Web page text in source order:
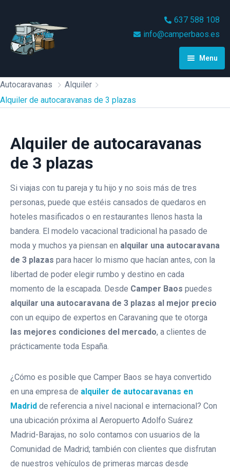
637 588 108
info@camperbaos.es
Menu
Inicio
Alquiler
De 2 Plazas Luxury
De 2/4 Plazas Mclouis
MenfysVan 3
De 4 Plazas Compacta
AUTOMATICA Alquiler
Autocaravana De 4/5 Plazas
Con Cama Isla
AUTOMATICA Autocaravana De
Alquiler 4/5 Plazas Gemelas
Alquiler Autocaravana Integral 5
Plazas Nevis 373
Alquiler Autocaravana Integral 6
Plazas Nevis 322
Contacto
Autocaravanas
Alquiler
Alquiler de autocaravanas de 3 plazas
Alquiler de autocaravanas
de 3 plazas
Si viajas con tu pareja y tu hijo y no sois más de tres
personas, puede que estéis cansados de quedaros en
hoteles masificados o en restaurantes llenos hasta la
bandera. El modelo vacacional tradicional ha pasado de
moda y muchos ya piensan en alquilar una autocaravana
de 3 plazas para hacer lo mismo que hacían antes, con la
libertad de poder elegir rumbo y destino en cada
momento de la escapada. Desde Camper Baos puedes
alquilar una autocaravana de 3 plazas al mejor precio
con un equipo de expertos en Caravaning que te otorga
las mejores condiciones del mercado, a clientes de
prácticamente toda España.
¿Cómo es posible que Camper Baos se haya convertido
en una empresa de alquiler de autocaravanas en
Madrid de referencia a nivel nacional e internacional? Con
una ubicación próxima al Aeropuerto Adolfo Suárez
Madrid-Barajas, no solo contamos con usuarios de la
Comunidad de Madrid; también con clientes que disfrutan
de nuestros vehículos de primeras marcas desde